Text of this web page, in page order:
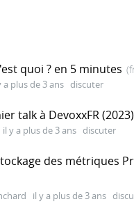
quoi ? en 5 minutes
a plus de 3 ans discuter
talk à DevoxxFR (2023)
il y a plus de 3 ans discuter
des métriques
il y a plus de 3 ans